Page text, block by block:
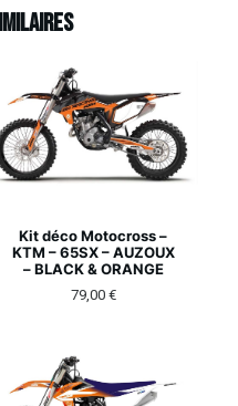
Kit déco Motocross –
KTM – 65SX – AUZOUX
– BLACK & ORANGE
79,00 €